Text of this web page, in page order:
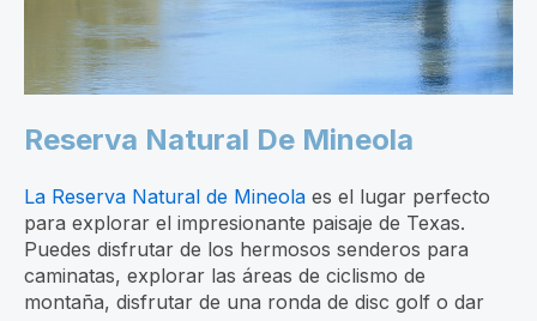
Reserva Natural De Mineola
La Reserva Natural de Mineola es el lugar perfecto
para explorar el impresionante paisaje de Texas.
Puedes disfrutar de los hermosos senderos para
caminatas, explorar las áreas de ciclismo de
montaña, disfrutar de una ronda de disc golf o dar